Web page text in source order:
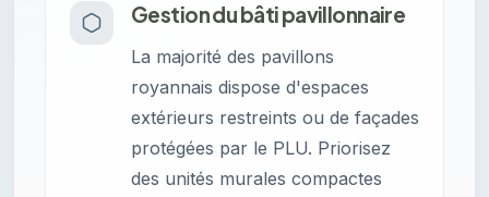
Gestion du bâti pavillonnaire
La majorité des pavillons
royannais dispose d'espaces
extérieurs restreints ou de façades
protégées par le PLU. Priorisez
des unités murales compactes